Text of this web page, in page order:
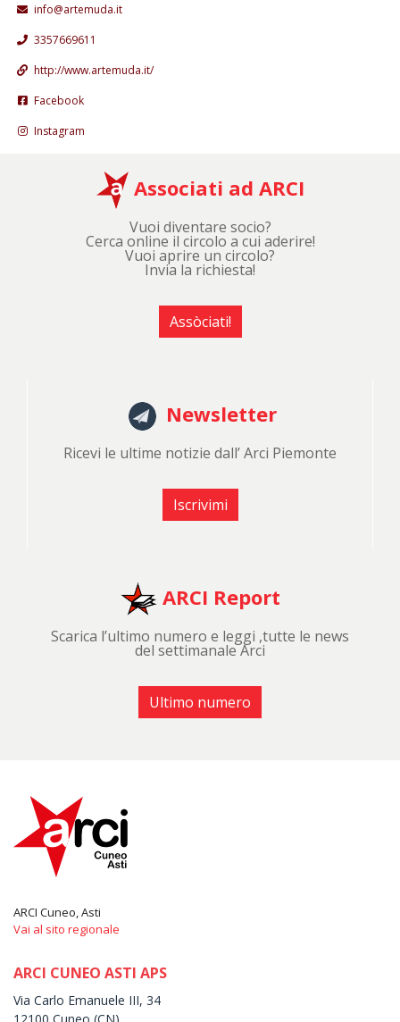
info@artemuda.it
3357669611
http://www.artemuda.it/
Facebook
Instagram
Associati ad ARCI
Vuoi diventare socio?
Cerca online il circolo a cui aderire!
Vuoi aprire un circolo?
Invia la richiesta!
Assòciati!
Newsletter
Ricevi le ultime notizie dall’ Arci Piemonte
Iscrivimi
ARCI Report
Scarica l’ultimo numero e leggi ,tutte le news
del settimanale Arci
Ultimo numero
ARCI Cuneo, Asti
Vai al sito regionale
ARCI CUNEO ASTI APS
Via Carlo Emanuele III, 34